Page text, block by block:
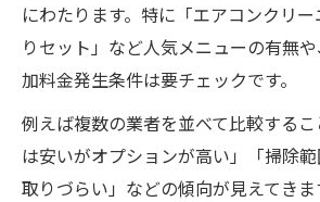
安心して任せられる業者の
地元密着サービスの安心感
口コミを参考に信頼性をチ
安さと満足度で比較するハウス
料金と満足度で比較するハ
にわたります。特に「エアコンクリ
りセット」など人気メニューの有無
加料金発生条件は要チェックです。
例えば複数の業者を並べて比較する
は安いがオプションが高い」「掃除
取りづらい」などの傾向が見えてき